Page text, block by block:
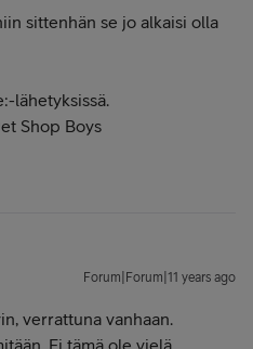
sittenhän se jo alkaisi olla
lähetyksissä.
Shop Boys
Forum|Forum|11 years ago
verrattuna vanhaan.
Ei tämä ole vielä